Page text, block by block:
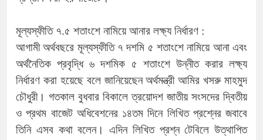
মূল্যস্ফীতি ৭.৫ শতাংশে নামিয়ে আনার লক্ষ্য নির্ধারণ :
আগামী অর্থবছরে মূল্যস্ফীতি ৭ দশমি ৫ শতাংশে নামিয়ে আনা এবং
অর্থনৈতিক প্রবৃদ্ধি ৬ দশমিক ৫ শতাংশে উন্নীত করার লক্ষ্য
নির্ধারণ করা হয়েছে বলে জানিয়েছেন অর্থমন্ত্রী আমির খসরু মাহমুদ
চৌধুরী। গতকাল বুধবার বিকালে ত্রয়োদশ জাতীয় সংসদের দ্বিতীয়
ও প্রথম বাজেট অধিবেশনের ১৪তম দিনে লিখিত প্রশ্নের জবাবে
তিনি এসব কথা বলেন। এদিন লিখিত প্রশ্ন টেবিলে উত্থাপিত